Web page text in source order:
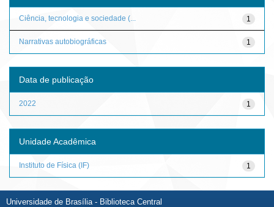
1
Ciência, tecnologia e sociedade (...
1
Narrativas autobiográficas
Data de publicação
1
2022
Unidade Acadêmica
1
Instituto de Física (IF)
Universidade de Brasília - Biblioteca Central